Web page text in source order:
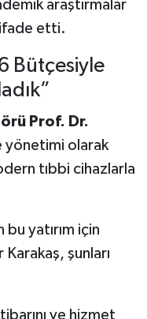
araştırmalar
ifade etti.
Bütçesiyle
Prof. Dr.
yönetimi olarak
tıbbi cihazlarla
bu yatırım için
Karakaş, şunları
ve hizmet